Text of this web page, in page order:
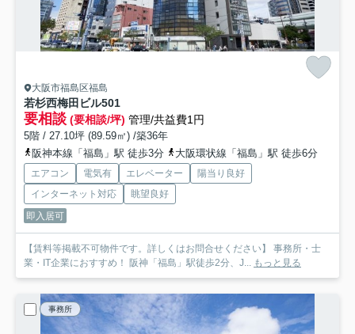
大阪市福島区福島
若杉西梅田ビル501
要相談 (要相談/坪) 管理/共益費1円
5階 / 27.10坪 (89.59㎡) /築36年
阪神本線「福島」駅 徒歩3分
大阪環状線「福島」駅 徒歩6分
エアコン 電気有 エレベーター
陽当り良好
インターネット対応
眺望良好
即入居可
【賃料等掲載不可物件です。詳しくはお問合せください】 事務所・士
業・IT企業におすすめ！ 阪神「福島」駅徒歩2分、J...
もっと見る
事務所